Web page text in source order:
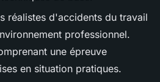
réalistes d'accidents du travail
professionnel.
une épreuve
en situation pratiques.